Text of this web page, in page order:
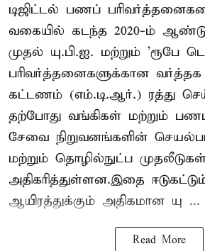
டிஜிட்டல் பணப்
வகையில் கடந்த 2020-ம்
முதல் யு.பி.ஐ. மற்றும் 'ரூபே
பரிவர்த்தனைகளுக்கான வர்த்தக
கட்டணம் (எம்.டி.ஆர்.) ரத்து
தற்போது வங்கிகள் மற்றும்
சேவை நிறுவனங்களின்
மற்றும் தொழில்நுட்ப
அதிகரித்துள்ளன.இதை
ஆயிரத்துக்கும் அதிகமான யு ...
Read More